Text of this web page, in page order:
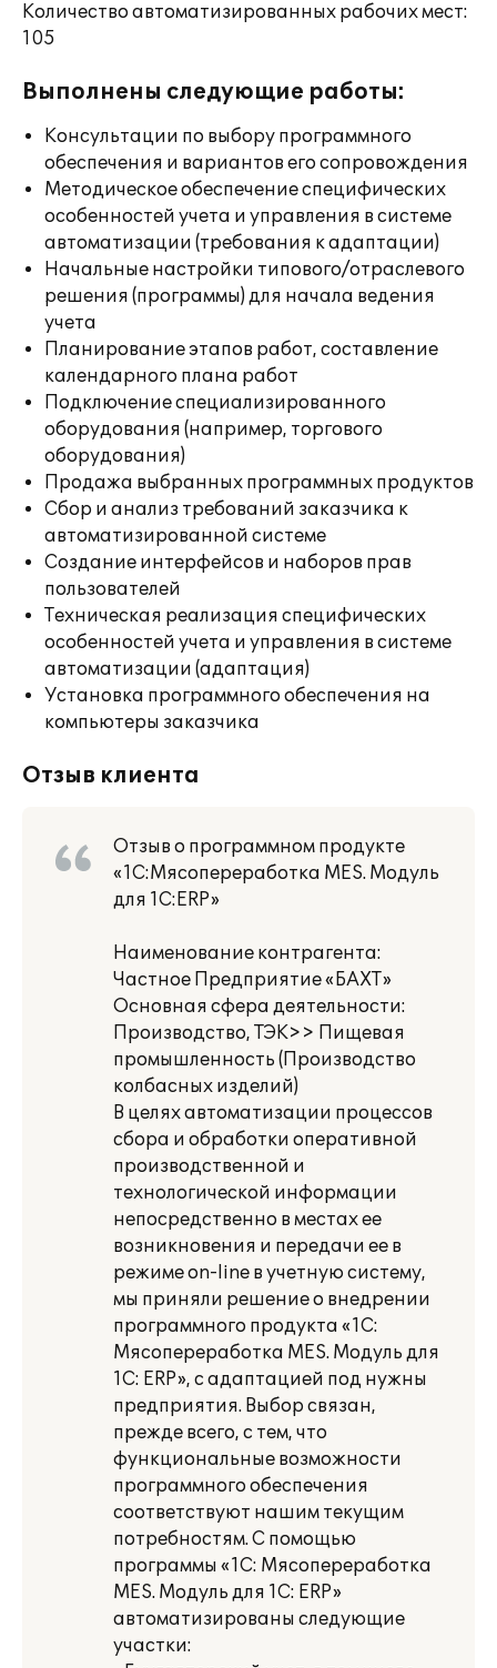
Количество автоматизированных рабочих мест:
105
Выполнены следующие работы:
Консультации по выбору программного
обеспечения и вариантов его сопровождения
Методическое обеспечение специфических
особенностей учета и управления в системе
автоматизации (требования к адаптации)
Начальные настройки типового/отраслевого
решения (программы) для начала ведения
учета
Планирование этапов работ, составление
календарного плана работ
Подключение специализированного
оборудования (например, торгового
оборудования)
Продажа выбранных программных продуктов
Сбор и анализ требований заказчика к
автоматизированной системе
Создание интерфейсов и наборов прав
пользователей
Техническая реализация специфических
особенностей учета и управления в системе
автоматизации (адаптация)
Установка программного обеспечения на
компьютеры заказчика
Отзыв клиента
Отзыв о программном продукте
«1С:Мясопереработка MES. Модуль
для 1С:ERP»
Наименование контрагента:
Частное Предприятие «БАХТ»
Основная сфера деятельности:
Производство, ТЭК>> Пищевая
промышленность (Производство
колбасных изделий)
В целях автоматизации процессов
сбора и обработки оперативной
производственной и
технологической информации
непосредственно в местах ее
возникновения и передачи ее в
режиме on-line в учетную систему,
мы приняли решение о внедрении
программного продукта «1С:
Мясопереработка MES. Модуль для
1С: ERP», с адаптацией под нужны
предприятия. Выбор связан,
прежде всего, с тем, что
функциональные возможности
программного обеспечения
соответствуют нашим текущим
потребностям. С помощью
программы «1С: Мясопереработка
MES. Модуль для 1С: ERP»
автоматизированы следующие
участки: